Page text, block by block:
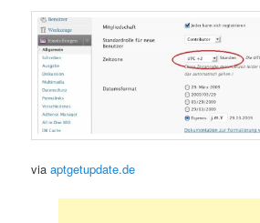
viaaptgetupdate.de